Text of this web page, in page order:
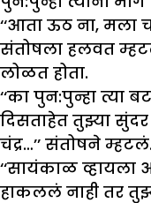
‘‘आता ऊठ ना, मला
संतोषला हलवत
लोळत होता.
‘‘का पुन:पुन्हा
दिसताहेत तुझ्या
चंद्र…’’ संतोषने म्हटलं.
‘‘सायंकाळ व्हायला
हाकललं नाही तर